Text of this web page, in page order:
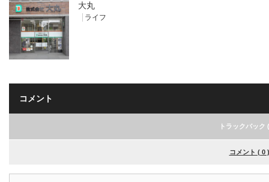
大丸
ライフ
コメント
トラックバック
コメント ( 0 )